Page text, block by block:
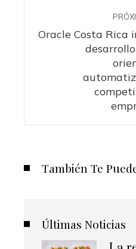
Oracle Costa Rica
También Te
Últimas Noticias